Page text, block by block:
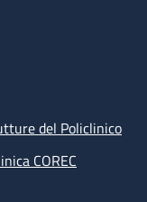
del Policlinico
COREC